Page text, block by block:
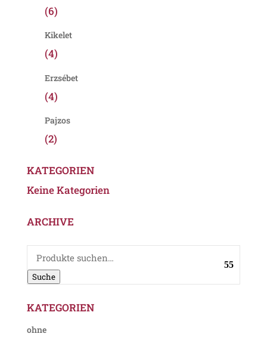
(6)
Kikelet
(4)
Erzsébet
(4)
Pajzos
(2)
KATEGORIEN
Keine Kategorien
ARCHIVE
Suche
nach:
Suche
KATEGORIEN
ohne